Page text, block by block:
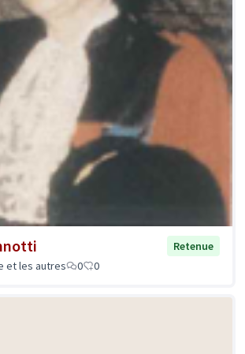
Retenue
et les autres
0 0